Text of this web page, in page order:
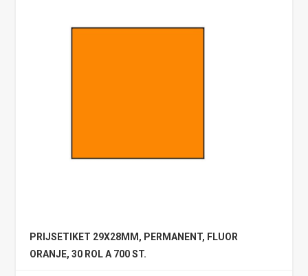
PRIJSETIKET 29X28MM, PERMANENT, FLUOR
ORANJE, 30 ROL A 700 ST.